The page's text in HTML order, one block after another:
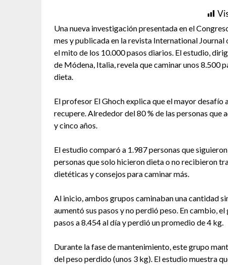
Una nueva investigación presentada en el
mes y publicada en la revista International
el mito de los 10.000 pasos diarios. El estudio,
de Módena, Italia, revela que caminar unos 8.500
dieta.
El profesor El Ghoch explica que el mayor
recupere. Alrededor del 80 % de las personas
y cinco años.
El estudio comparó a 1.987 personas que
personas que solo hicieron dieta o no recibieron
dietéticas y consejos para caminar más.
Al inicio, ambos grupos caminaban una cantidad
aumentó sus pasos y no perdió peso. En cambio,
pasos a 8.454 al día y perdió un promedio de 4 kg.
Durante la fase de mantenimiento, este grupo
del peso perdido (unos 3 kg). El estudio muestra